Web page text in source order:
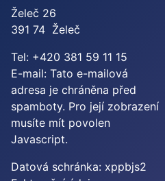
Želeč 26
391 74 Želeč
Tel: +420 381 59 11 15
E-mail: Tato e-mailová
adresa je chráněna před
spamboty. Pro její zobrazení
musíte mít povolen
Javascript.
Datová schránka: xppbjs2